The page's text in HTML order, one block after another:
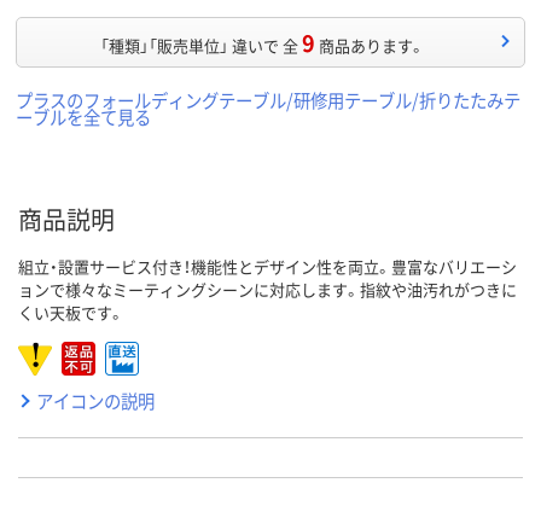
「種類」「販売単位」 違いで 全9 商品あります。
プラスのフォールディングテーブル/研修用テーブル/折りたたみテ
ーブルを全て見る
商品説明
組立・設置サービス付き！機能性とデザイン性を両立。豊富なバリエーシ
ョンで様々なミーティングシーンに対応します。指紋や油汚れがつきに
くい天板です。
アイコンの説明